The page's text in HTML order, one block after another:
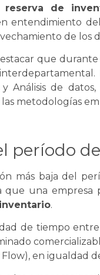
reserva de
entendimiento
de los
que durante
y Análisis de
metodologías
período
más baja del
que una
.
de tiempo
Flow), en igualdad